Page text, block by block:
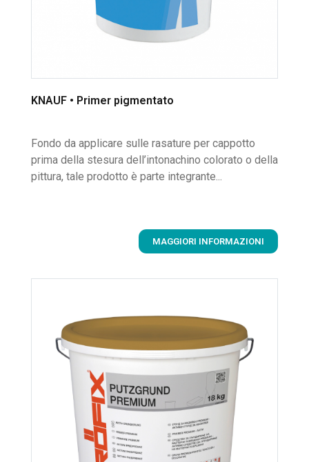
KNAUF • Primer pigmentato
Fondo da applicare sulle rasature per cappotto
prima della stesura dell’intonachino colorato o della
pittura, tale prodotto è parte integrante...
MAGGIORI INFORMAZIONI